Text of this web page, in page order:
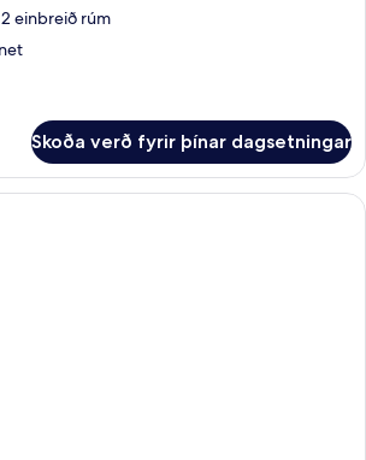
einbreið rúm
Skoða verð fyrir þínar dagsetningar